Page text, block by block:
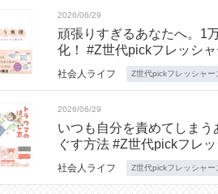
2026/06/29
頑張りすぎるあなたへ。1
化！ #Z世代pickフレッシ
社会人ライフ Z世代pickフレッシャー
2026/06/29
いつも自分を責めてしま
ぐす方法 #Z世代pickフレ
社会人ライフ Z世代pickフレッシャー